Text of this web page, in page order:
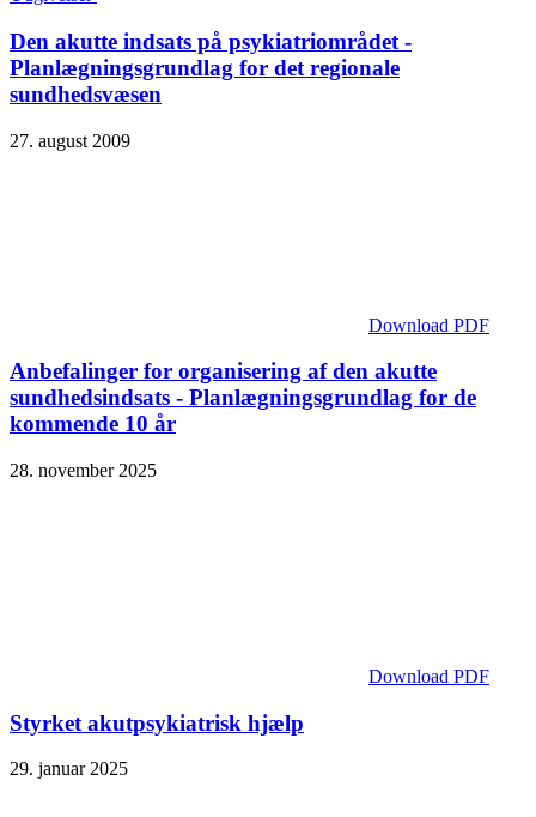
Den akutte indsats på psykiatriområdet -
Planlægningsgrundlag for det regionale
sundhedsvæsen
27. august 2009
Download PDF
Anbefalinger for organisering af den akutte
sundhedsindsats - Planlægningsgrundlag for de
kommende 10 år
28. november 2025
Download PDF
Styrket akutpsykiatrisk hjælp
29. januar 2025